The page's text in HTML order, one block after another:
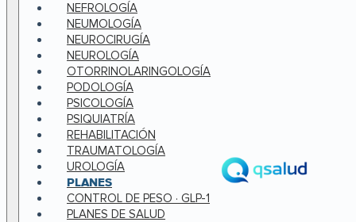
NEFROLOGÍA
NEUMOLOGÍA
NEUROCIRUGÍA
NEUROLOGÍA
OTORRINOLARINGOLOGÍA
PODOLOGÍA
PSICOLOGÍA
PSIQUIATRÍA
REHABILITACIÓN
TRAUMATOLOGÍA
UROLOGÍA
PLANES
CONTROL DE PESO · GLP-1
PLANES DE SALUD